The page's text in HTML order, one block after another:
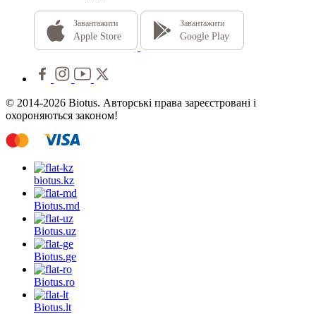
Завантажити
Apple Store
Завантажити
Google Play
© 2014-2026 Biotus. Авторські права зареєстровані і
охороняються законом!
biotus.kz
Biotus.md
Biotus.uz
Biotus.ge
Biotus.ro
Biotus.lt